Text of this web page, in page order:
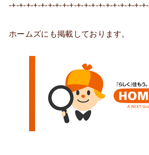
-+-+-+-+-+-+-+-+-+-+-+-+-+-+-+-+-+-+-+-
ホームズにも掲載しております。